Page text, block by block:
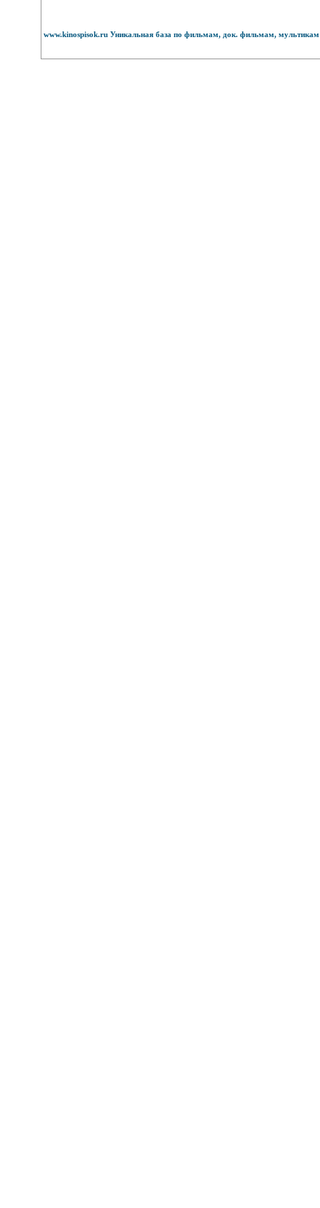
www.kinospisok.ru Уникальная база по фильмам, док. фильмам,